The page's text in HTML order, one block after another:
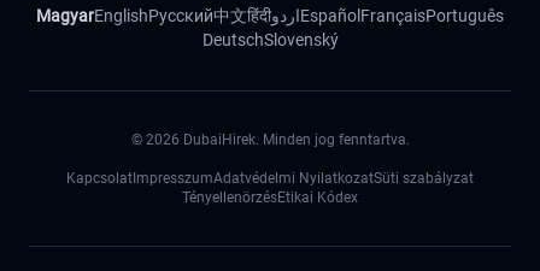
MagyarEnglishРусский中文हिंदीاردوEspañol FrançaisPortuguês
DeutschSlovenský
© 2026 DubaiHirek. Minden jog fenntartva.
Kapcsolat ImpresszumAdatvédelmi NyilatkozatSüti szabályzat
TényellenörzésEtikai Kódex